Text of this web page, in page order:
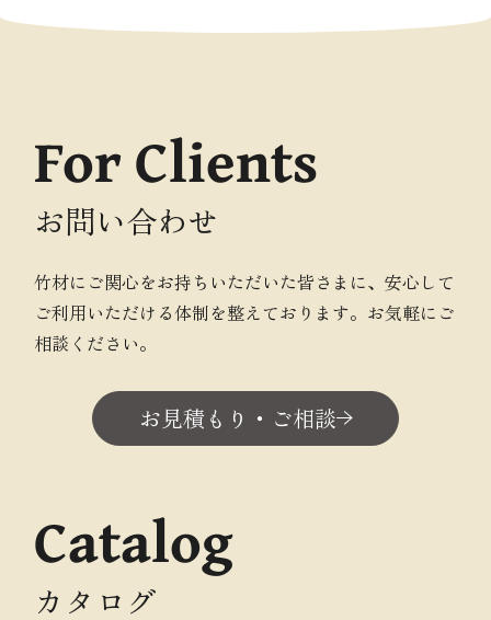
For Clients
お問い合わせ
竹材にご関心をお持ちいただいた皆さまに、安心して
ご利用いただける体制を整えております。お気軽にご
相談ください。
お見積もり・ご相談
Catalog
カタログ